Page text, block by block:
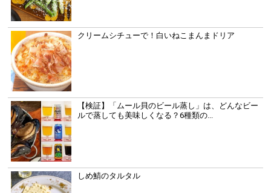
クリームシチューで！白いねこまんまドリア
【検証】「ムール貝のビール蒸し」は、どんなビー
ルで蒸しても美味しくなる？6種類の...
しめ鯖のタルタル